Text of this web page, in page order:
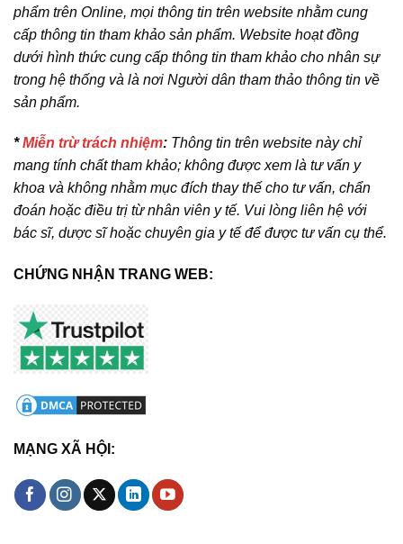
phẩm trên Online, mọi thông tin trên website nhằm cung
cấp thông tin tham khảo sản phẩm. Website hoạt đồng
dưới hình thức cung cấp thông tin tham khảo cho nhân sự
trong hệ thống và là nơi Người dân tham thảo thông tin về
sản phẩm.
*Miễn trừ trách nhiệm: Thông tin trên website này chỉ
mang tính chất tham khảo; không được xem là tư vấn y
khoa và không nhằm mục đích thay thế cho tư vấn, chẩn
đoán hoặc điều trị từ nhân viên y tế. Vui lòng liên hệ với
bác sĩ, dược sĩ hoặc chuyên gia y tế để được tư vấn cụ thể.
CHỨNG NHẬN TRANG WEB:
MẠNG XÃ HỘI: